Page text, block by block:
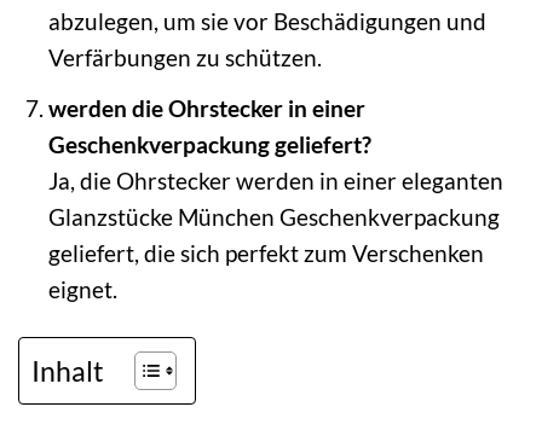
abzulegen, um sie vor Beschädigungen und
Verfärbungen zu schützen.
werden die Ohrstecker in einer
Geschenkverpackung geliefert?
Ja, die Ohrstecker werden in einer eleganten
Glanzstücke München Geschenkverpackung
geliefert, die sich perfekt zum Verschenken
eignet.
Inhalt